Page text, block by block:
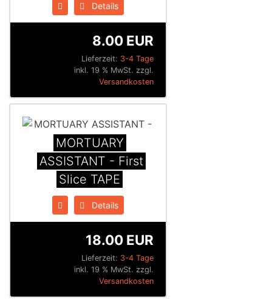
Details
Lieferzeit: 3-4 Tage
8.00 EUR
inkl. 19 % MwSt. zzgl.
Versandkosten
MORTUARY
ASSISTANT - First
Slice TAPE
Details
Lieferzeit: 3-4 Tage
18.00 EUR
inkl. 19 % MwSt. zzgl.
Versandkosten